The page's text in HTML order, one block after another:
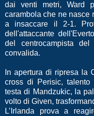
dai venti metri, Ward
carambola che ne nasce
a insaccare il 2-1.
dell'attaccante
del centrocampista del
convalida.
In apertura di ripresa la
cross di Perisic,
testa di Mandzukic, la
volto di Given,
L’Irlanda prova a